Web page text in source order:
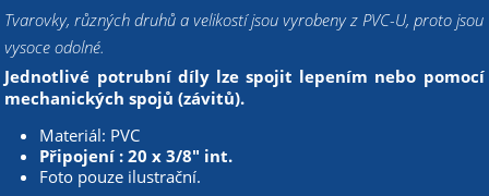
Tvarovky, různých druhů a velikostí jsou vyrobeny z PVC-U, proto jsou
vysoce odolné.
Jednotlivé potrubní díly lze spojit lepením nebo pomocí
mechanických spojů (závitů).
Materiál: PVC
Připojení : 20 x 3/8" int.
Foto pouze ilustrační.